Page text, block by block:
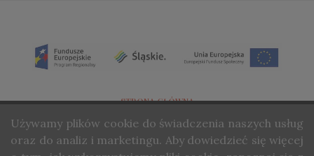
STRONA GŁÓWNA
O NAS
KONTAKT
Używamy plików cookie do świadczenia naszych usług
oraz do analiz i marketingu. Aby dowiedzieć się więcej